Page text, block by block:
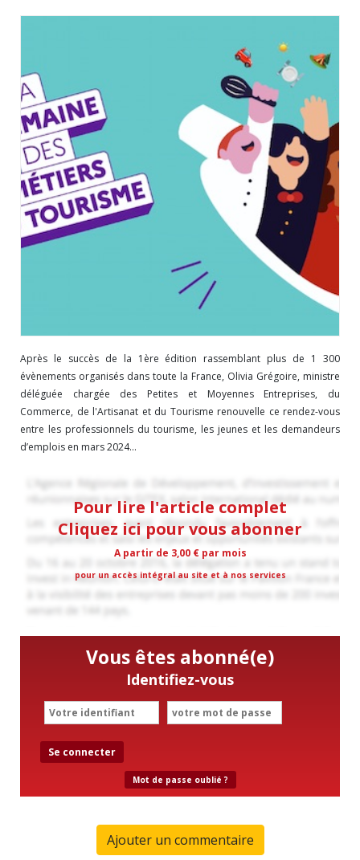
Après le succès de la 1ère édition rassemblant plus de 1 300
évènements organisés dans toute la France, Olivia Grégoire, ministre
déléguée chargée des Petites et Moyennes Entreprises, du
Commerce, de l'Artisanat et du Tourisme renouvelle ce rendez-vous
entre les professionnels du tourisme, les jeunes et les demandeurs
d’emplois en mars 2024...
Pour lire l'article complet
Cliquez ici pour vous abonner
A partir de 3,00 € par mois
pour un accès intégral au site et à nos services
Vous êtes abonné(e)
Identifiez-vous
Se connecter
Mot de passe oublié ?
Ajouter un commentaire